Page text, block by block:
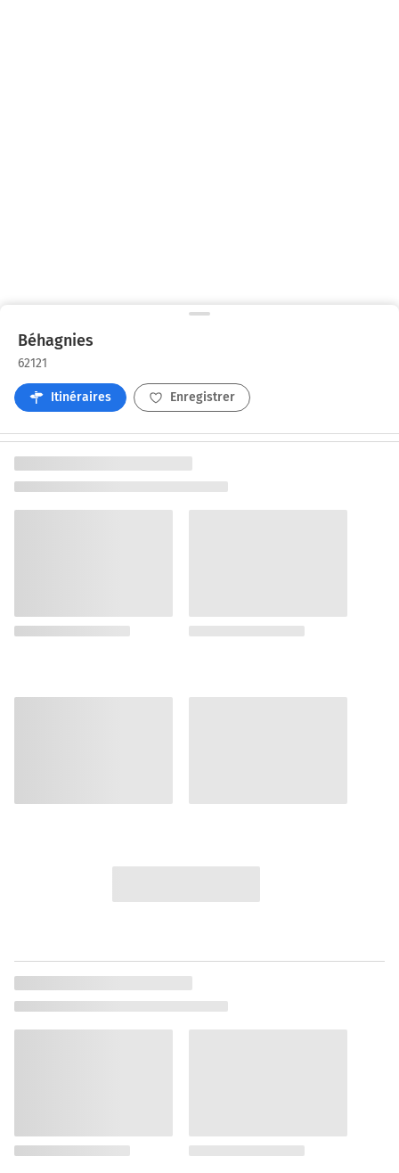
Béhagnies
62121
Itinéraires Enregistrer